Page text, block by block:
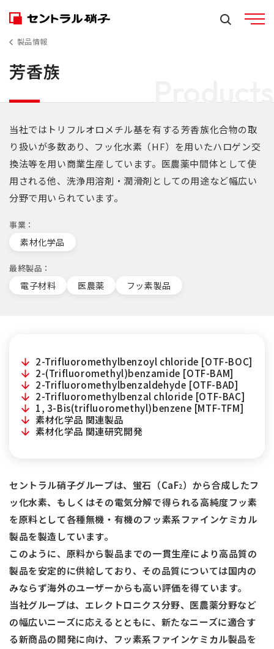
製品情報
Products
芳香族
当社ではトリフルオロメチル基を有する芳香族化合物の取
り扱いが多数あり、フッ化水素（HF）を用いたハロゲン交
換法等を用い商業生産しています。医農薬中間体として使
用される他、洗浄用溶剤・潤滑剤としての用途など幅広い
分野で用いられています。
事業
素材化学品
最終製品
電子材料 医農薬 フッ素製品
2-Trifluoromethylbenzoyl chloride [OTF-BOC]
2-(Trifluoromethyl)benzamide [OTF-BAM]
2-Trifluoromethylbenzaldehyde [OTF-BAD]
2-Trifluoromethylbenzal chloride [OTF-BAC]
1, 3-Bis(trifluoromethyl)benzene [MTF-TFM]
素材化学品 関連製品
素材化学品 関連研究開発
セントラル硝子グループは、蛍石（CaF2）から合成したフ
ッ化水素、もしくはその電気分解で得られる高純度フッ素
を原料として各種無機・有機のフッ素系ファインケミカル
製品を製造しています。
このように、原料から製品までの一貫生産により高品質の
製品を安定的に供給しており、その品質については国内の
みならず海外のユーザーからも高い評価を得ています。
当社グループは、エレクトロニクス分野、医農薬分野など
の幅広いニーズに応えるとともに、新たなニーズに適合す
る新商品の開発に向け、フッ素系ファインケミカル製品を